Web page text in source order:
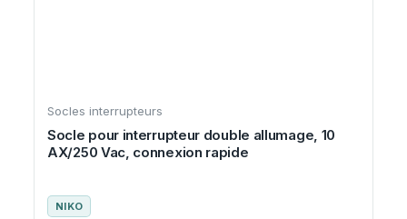
Socles interrupteurs
Socle pour interrupteur double allumage, 10
AX/250 Vac, connexion rapide
NIKO